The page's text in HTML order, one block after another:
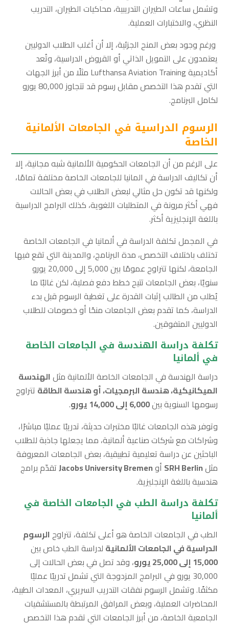
وتشمل ساعات الطيران التدريبية، محاكيات الطيران، التدريب
النظري، والاختبارات العملية.
ورغم وجود بعض المنح الجزئية، إلا أن أغلب الطلاب الدوليين
يعتمدون على التمويل الذاتي أو القروض الدراسية، وتُعد
أكاديمية Lufthansa Aviation Training مثلًا من أبرز الجهات
التي تقدم هذا التخصص مقابل رسوم قد تتجاوز 80,000 يورو
لكامل البرنامج.
الرسوم الدراسية في الجامعات الألمانية
الخاصة
على الرغم من أن الجامعات الحكومية الألمانية شبه مجانية، إلا
أن تكاليف الدراسة في المانيا للجامعات الخاصة مختلفة تمامًا،
ولكنها قد تكون حل مثالي لبعض الطلاب في بعض الحالات
فهي أكثر مرونة في المتطلبات اللغوية، كذلك البرامج الدراسية
باللغة الإنجليزية أكثر.
في المجمل تكلفة الدراسة في ألمانيا في الجامعات الخاصة
تختلف باختلاف التخصص، مدة البرنامج، والمدينة التي تقع فيها
الجامعة، لكنها تتراوح عمومًا بين 5,000 إلى 20,000 يورو
سنويًا، بعض الجامعات تتيح خطط دفع فصلية، لكن غالبًا ما
يُطلب من الطالب إثبات القدرة على تغطية الرسوم قبل بدء
الدراسة، كما تقدم بعض الجامعات منحًا أو خصومات للطلاب
الدوليين المتفوقين.
تكلفة دراسة الهندسة في الجامعات الخاصة
في ألمانيا
دراسة الهندسة في الجامعات الخاصة الألمانية مثل الهندسة
الميكانيكية، هندسة البرمجيات، أو هندسة الطاقة تتراوح
رسومها السنوية بين6,000 إلى 14,000 يورو
.
وتوفر هذه الجامعات غالبًا مختبرات حديثة، تدريبًا عمليًا مباشرًا،
وشراكات مع شركات صناعية ألمانية، مما يجعلها جاذبة للطلاب
الباحثين عن دراسة تعليمية تطبيقية، بعض الجامعات المعروفة
مثلSRH Berlin أوJacobs University Bremenتقدّم برامج
هندسية باللغة الإنجليزية.
تكلفة دراسة الطب في الجامعات الخاصة في
ألمانيا
الطب في الجامعات الخاصة هو أعلى تكلفة، تتراوح الرسوم
الدراسية في الجامعات الألمانية لدراسة الطب خاص بين
15,000 إلى 25,000 يورو
، وقد تصل في بعض الحالات إلى
30,000 يورو في البرامج المزدوجة التي تشمل تدريبًا عمليًا
مكثفًا. وتشمل الرسوم نفقات التدريب السريري، المعدات الطبية،
المحاضرات العملية، وبعض المرافق المرتبطة بالمستشفيات
الجامعية الخاصة، من أبرز الجامعات التي تقدم هذا التخصص